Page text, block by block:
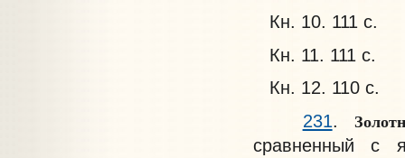
Кн. 10. 111 с.
Кн. 11. 111 с.
Кн. 12. 110 с.
231.
сравненный с